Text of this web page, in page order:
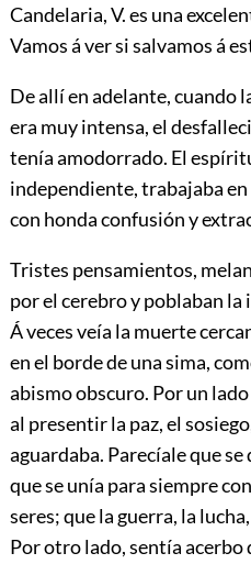
Candelaria, V. es una
Vamos á ver si salvamos á
De allí en adelante, cuando
era muy intensa, el
tenía amodorrado. El
independiente, trabajaba
con honda confusión y
Tristes pensamientos,
por el cerebro y poblaban
Á veces veía la muerte
en el borde de una sima,
abismo obscuro. Por un
al presentir la paz, el
aguardaba. Parecíale que
que se unía para siempre
seres; que la guerra, la
Por otro lado, sentía acerbo